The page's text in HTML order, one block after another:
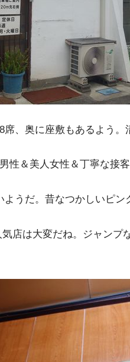
、奥に座敷もあるよう。
性＆美人女性＆丁寧な接客
うだ。昔なつかしいピン
店は大変だね。ジャンプ